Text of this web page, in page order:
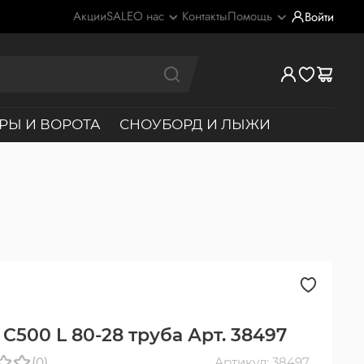
АкцииSALEО нас КонтактыПомощь Войти
И ВОРОТА СНОУБОРД И ЛЫЖИ
L 80-28 труба Арт. 38497